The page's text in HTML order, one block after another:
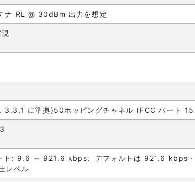
RL @ 30dBm 出力を想定
に準拠)50ホッピングチャネル (FCC パート
ト: 9.6 ～ 921.6 kbps、デフォルトは 921.6 kbps
レベル